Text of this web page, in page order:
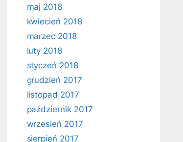
maj 2018
kwiecień 2018
marzec 2018
luty 2018
styczeń 2018
grudzień 2017
listopad 2017
październik 2017
wrzesień 2017
sierpień 2017